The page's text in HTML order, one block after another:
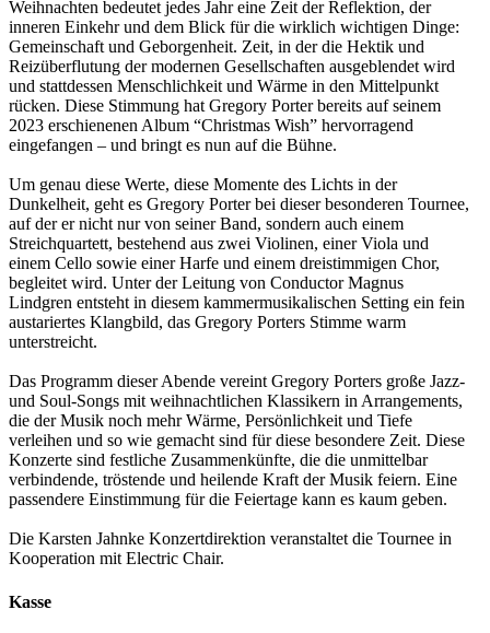
Weihnachten bedeutet jedes Jahr eine Zeit der Reflektion, der
inneren Einkehr und dem Blick für die wirklich wichtigen Dinge:
Gemeinschaft und Geborgenheit. Zeit, in der die Hektik und
Reizüberflutung der modernen Gesellschaften ausgeblendet wird
und stattdessen Menschlichkeit und Wärme in den Mittelpunkt
rücken. Diese Stimmung hat Gregory Porter bereits auf seinem
2023 erschienenen Album “Christmas Wish” hervorragend
eingefangen – und bringt es nun auf die Bühne.
Um genau diese Werte, diese Momente des Lichts in der
Dunkelheit, geht es Gregory Porter bei dieser besonderen Tournee,
auf der er nicht nur von seiner Band, sondern auch einem
Streichquartett, bestehend aus zwei Violinen, einer Viola und
einem Cello sowie einer Harfe und einem dreistimmigen Chor,
begleitet wird. Unter der Leitung von Conductor Magnus
Lindgren entsteht in diesem kammermusikalischen Setting ein fein
austariertes Klangbild, das Gregory Porters Stimme warm
unterstreicht.
Das Programm dieser Abende vereint Gregory Porters große Jazz-
und Soul-Songs mit weihnachtlichen Klassikern in Arrangements,
die der Musik noch mehr Wärme, Persönlichkeit und Tiefe
verleihen und so wie gemacht sind für diese besondere Zeit. Diese
Konzerte sind festliche Zusammenkünfte, die die unmittelbar
verbindende, tröstende und heilende Kraft der Musik feiern. Eine
passendere Einstimmung für die Feiertage kann es kaum geben.
Die Karsten Jahnke Konzertdirektion veranstaltet die Tournee in
Kooperation mit Electric Chair.
Kasse